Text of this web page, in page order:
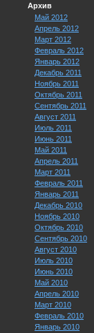
Архив
Май 2012
Апрель 2012
Март 2012
Февраль 2012
Январь 2012
Декабрь 2011
Ноябрь 2011
Октябрь 2011
Сентябрь 2011
Август 2011
Июль 2011
Июнь 2011
Май 2011
Апрель 2011
Март 2011
Февраль 2011
Январь 2011
Декабрь 2010
Ноябрь 2010
Октябрь 2010
Сентябрь 2010
Август 2010
Июль 2010
Июнь 2010
Май 2010
Апрель 2010
Март 2010
Февраль 2010
Январь 2010